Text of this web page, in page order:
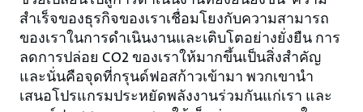
สำเร็จของธุรกิจของเราเชื่อมโยงกับความสามารถ
ของเราในการดำเนินงานและเติบโตอย่างยั่งยืน การ
ลดการปล่อย CO2 ของเราให้มากขึ้นเป็นสิ่งสำคัญ
และนั่นคือจุดที่กรุนด์ฟอสก้าวเข้ามา พวกเขานำ
เสนอโปรแกรมประหยัดพลังงานร่วมกันแก่เรา และ